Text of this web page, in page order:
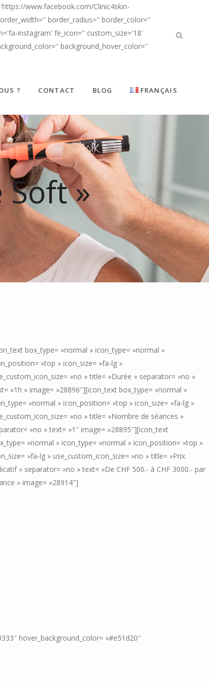
www.facebook.com/Clinic4skin-
border_radius='' border_color=''
instagram' fe_icon='' custom_size='18'
background_hover_color=''
? CONTACT BLOG FRANÇAIS
»
box_type= »normal » icon_type= »normal »
»top » icon_size= »fa-lg »
»no » title= »Durée » separator= »no »
»1h » image= »28896″][icon_text box_type= »normal »
»normal » icon_position= »top » icon_size= »fa-lg »
»no » title= »Nombre de séances »
»no » text= »1″ image= »28895″][icon_text
»normal » icon_type= »normal » icon_position= »top »
»fa-lg » use_custom_icon_size= »no » title= »Prix
» separator= »no » text= »De CHF 500.- à CHF 3000.- par
» image= »28914″]
hover_background_color= »#e51d20″